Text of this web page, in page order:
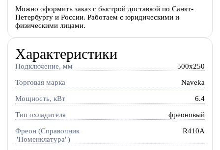
Можно оформить заказ с быстрой доставкой по Санкт-
Петербургу и России. Работаем с юридическими и
физическими лицами.
Характеристики
Подключение, мм 500x250
Торговая марка Naveka
Мощность, кВт 6.4
Тип охладителя фреоновый
Фреон (Справочник
"Номенклатура")
R410A